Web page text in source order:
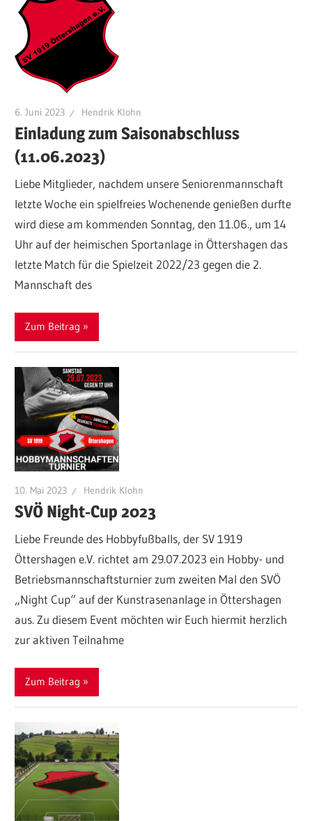
6. Juni 2023 Hendrik Klohn
Einladung zum Saisonabschluss
(11.06.2023)
Liebe Mitglieder, nachdem unsere Seniorenmannschaft
letzte Woche ein spielfreies Wochenende genießen durfte
wird diese am kommenden Sonntag, den 11.06., um 14
Uhr auf der heimischen Sportanlage in Öttershagen das
letzte Match für die Spielzeit 2022/23 gegen die 2.
Mannschaft des
Zum Beitrag
10. Mai 2023 Hendrik Klohn
SVÖ Night-Cup 2023
Liebe Freunde des Hobbyfußballs, der SV 1919
Öttershagen e.V. richtet am 29.07.2023 ein Hobby- und
Betriebsmannschaftsturnier zum zweiten Mal den SVÖ
„Night Cup“ auf der Kunstrasenanlage in Öttershagen
aus. Zu diesem Event möchten wir Euch hiermit herzlich
zur aktiven Teilnahme
Zum Beitrag